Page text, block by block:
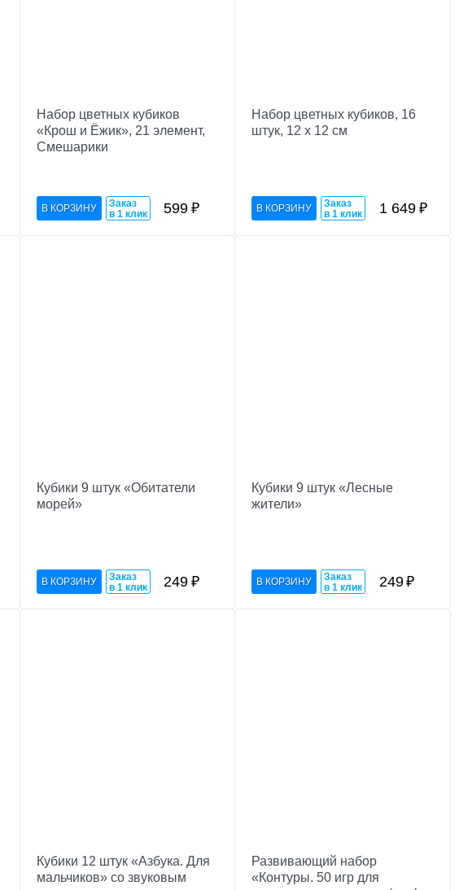
Набор цветных кубиков
«Крош и Ёжик», 21 элемент,
Смешарики
Заказ
в 1 клик
599₽
Набор цветных кубиков, 16
штук, 12 х 12 см
Заказ
в 1 клик
1 649₽
Кубики 9 штук «Обитатели
морей»
Заказ
в 1 клик
249₽
Кубики 9 штук «Лесные
жители»
Заказ
в 1 клик
249₽
Кубики 12 штук «Азбука. Для
мальчиков» со звуковым
Развивающий набор
«Контуры. 50 игр для